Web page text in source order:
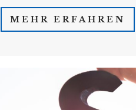
MEHR ERFAHREN